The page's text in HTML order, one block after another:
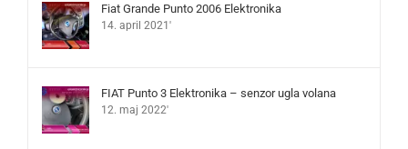
Fiat Grande Punto 2006 Elektronika
14. april 2021'
FIAT Punto 3 Elektronika – senzor ugla volana
12. maj 2022'